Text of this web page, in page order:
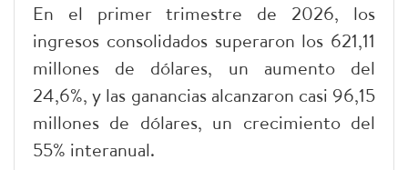
En el primer trimestre de 2026, los
ingresos consolidados superaron los 621,11
millones de dólares, un aumento del
24,6%, y las ganancias alcanzaron casi 96,15
millones de dólares, un crecimiento del
55% interanual.